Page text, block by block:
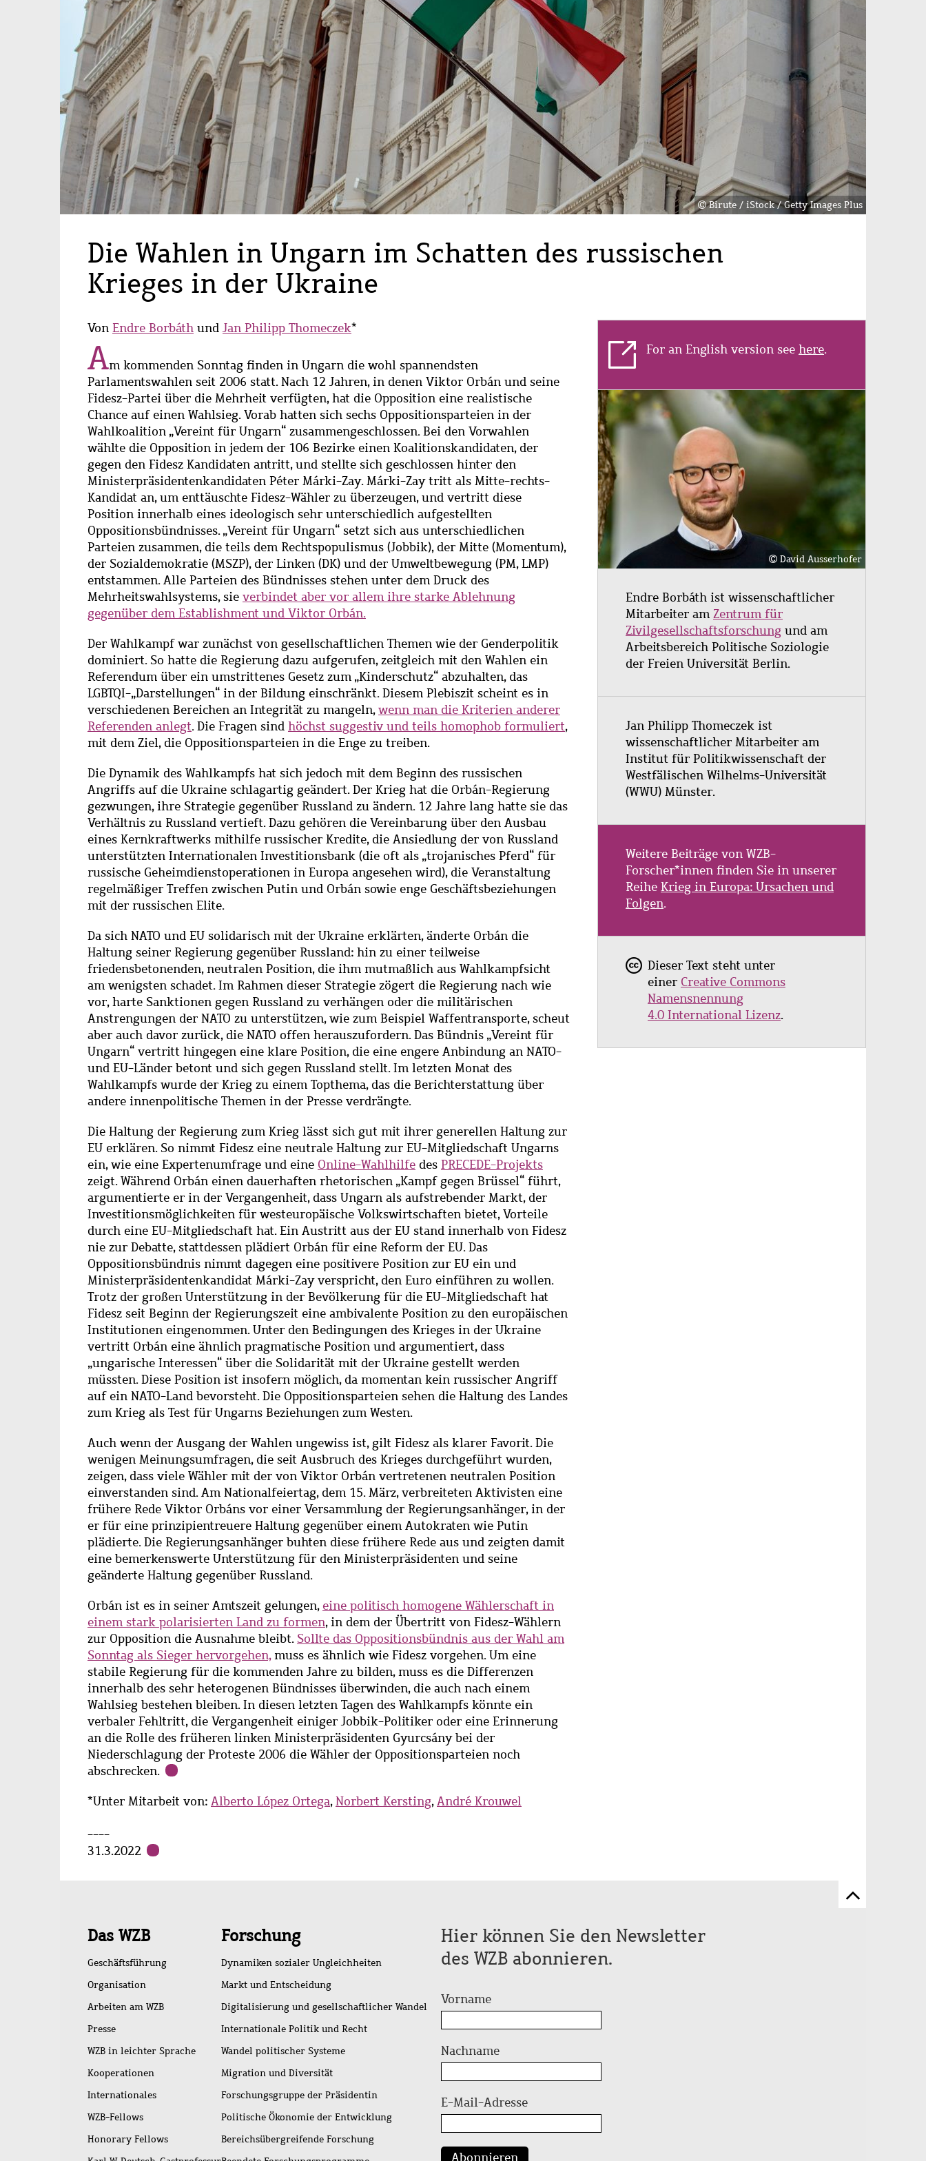
Birute / iStock / Getty Images Plus
Die Wahlen in Ungarn im Schatten des russischen
Krieges in der Ukraine
Von Endre Borbáth undJan Philipp Thomeczek*
Am kommenden Sonntag finden in Ungarn die wohl spannendsten
Parlamentswahlen seit 2006 statt. Nach 12 Jahren, in denen Viktor Orbán und seine
Fidesz-Partei über die Mehrheit verfügten, hat die Opposition eine realistische
Chance auf einen Wahlsieg. Vorab hatten sich sechs Oppositionsparteien in der
Wahlkoalition „Vereint für Ungarn“ zusammengeschlossen. Bei den Vorwahlen
wählte die Opposition in jedem der 106 Bezirke einen Koalitionskandidaten, der
gegen den Fidesz Kandidaten antritt, und stellte sich geschlossen hinter den
Ministerpräsidentenkandidaten Péter Márki-Zay. Márki-Zay tritt als Mitte-rechts-
Kandidat an, um enttäuschte Fidesz-Wähler zu überzeugen, und vertritt diese
Position innerhalb eines ideologisch sehr unterschiedlich aufgestellten
Oppositionsbündnisses. „Vereint für Ungarn“ setzt sich aus unterschiedlichen
Parteien zusammen, die teils dem Rechtspopulismus (Jobbik), der Mitte (Momentum),
der Sozialdemokratie (MSZP), der Linken (DK) und der Umweltbewegung (PM, LMP)
entstammen. Alle Parteien des Bündnisses stehen unter dem Druck des
Mehrheitswahlsystems, sie verbindet aber vor allem ihre starke Ablehnung
gegenüber dem Establishment und Viktor Orbán.
Der Wahlkampf war zunächst von gesellschaftlichen Themen wie der Genderpolitik
dominiert. So hatte die Regierung dazu aufgerufen, zeitgleich mit den Wahlen ein
Referendum über ein umstrittenes Gesetz zum „Kinderschutz“ abzuhalten, das
LGBTQI-„Darstellungen“ in der Bildung einschränkt. Diesem Plebiszit scheint es in
verschiedenen Bereichen an Integrität zu mangeln,wenn man die Kriterien anderer
Referenden anlegt. Die Fragen sind höchst suggestiv und teils homophob formuliert,
mit dem Ziel, die Oppositionsparteien in die Enge zu treiben.
Die Dynamik des Wahlkampfs hat sich jedoch mit dem Beginn des russischen
Angriffs auf die Ukraine schlagartig geändert. Der Krieg hat die Orbán-Regierung
gezwungen, ihre Strategie gegenüber Russland zu ändern. 12 Jahre lang hatte sie das
Verhältnis zu Russland vertieft. Dazu gehören die Vereinbarung über den Ausbau
eines Kernkraftwerks mithilfe russischer Kredite, die Ansiedlung der von Russland
unterstützten Internationalen Investitionsbank (die oft als „trojanisches Pferd“ für
russische Geheimdienstoperationen in Europa angesehen wird), die Veranstaltung
regelmäßiger Treffen zwischen Putin und Orbán sowie enge Geschäftsbeziehungen
mit der russischen Elite.
Da sich NATO und EU solidarisch mit der Ukraine erklärten, änderte Orbán die
Haltung seiner Regierung gegenüber Russland: hin zu einer teilweise
friedensbetonenden, neutralen Position, die ihm mutmaßlich aus Wahlkampfsicht
am wenigsten schadet. Im Rahmen dieser Strategie zögert die Regierung nach wie
vor, harte Sanktionen gegen Russland zu verhängen oder die militärischen
Anstrengungen der NATO zu unterstützen, wie zum Beispiel Waffentransporte, scheut
aber auch davor zurück, die NATO offen herauszufordern. Das Bündnis „Vereint für
Ungarn“ vertritt hingegen eine klare Position, die eine engere Anbindung an NATO-
und EU-Länder betont und sich gegen Russland stellt. Im letzten Monat des
Wahlkampfs wurde der Krieg zu einem Topthema, das die Berichterstattung über
andere innenpolitische Themen in der Presse verdrängte.
Die Haltung der Regierung zum Krieg lässt sich gut mit ihrer generellen Haltung zur
EU erklären. So nimmt Fidesz eine neutrale Haltung zur EU-Mitgliedschaft Ungarns
ein, wie eine Expertenumfrage und eine Online-Wahlhilfe des PRECEDE-Projekts
zeigt. Während Orbán einen dauerhaften rhetorischen „Kampf gegen Brüssel“ führt,
argumentierte er in der Vergangenheit, dass Ungarn als aufstrebender Markt, der
Investitionsmöglichkeiten für westeuropäische Volkswirtschaften bietet, Vorteile
durch eine EU-Mitgliedschaft hat. Ein Austritt aus der EU stand innerhalb von Fidesz
nie zur Debatte, stattdessen plädiert Orbán für eine Reform der EU. Das
Oppositionsbündnis nimmt dagegen eine positivere Position zur EU ein und
Ministerpräsidentenkandidat Márki-Zay verspricht, den Euro einführen zu wollen.
Trotz der großen Unterstützung in der Bevölkerung für die EU-Mitgliedschaft hat
Fidesz seit Beginn der Regierungszeit eine ambivalente Position zu den europäischen
Institutionen eingenommen. Unter den Bedingungen des Krieges in der Ukraine
vertritt Orbán eine ähnlich pragmatische Position und argumentiert, dass
„ungarische Interessen“ über die Solidarität mit der Ukraine gestellt werden
müssten. Diese Position ist insofern möglich, da momentan kein russischer Angriff
auf ein NATO-Land bevorsteht. Die Oppositionsparteien sehen die Haltung des Landes
zum Krieg als Test für Ungarns Beziehungen zum Westen.
Auch wenn der Ausgang der Wahlen ungewiss ist, gilt Fidesz als klarer Favorit. Die
wenigen Meinungsumfragen, die seit Ausbruch des Krieges durchgeführt wurden,
zeigen, dass viele Wähler mit der von Viktor Orbán vertretenen neutralen Position
einverstanden sind. Am Nationalfeiertag, dem 15. März, verbreiteten Aktivisten eine
frühere Rede Viktor Orbáns vor einer Versammlung der Regierungsanhänger, in der
er für eine prinzipientreuere Haltung gegenüber einem Autokraten wie Putin
plädierte. Die Regierungsanhänger buhten diese frühere Rede aus und zeigten damit
eine bemerkenswerte Unterstützung für den Ministerpräsidenten und seine
geänderte Haltung gegenüber Russland.
Orbán ist es in seiner Amtszeit gelungen, eine politisch homogene Wählerschaft in
einem stark polarisierten Land zu formen, in dem der Übertritt von Fidesz-Wählern
zur Opposition die Ausnahme bleibt. Sollte das Oppositionsbündnis aus der Wahl am
Sonntag als Sieger hervorgehen,muss es ähnlich wie Fidesz vorgehen. Um eine
stabile Regierung für die kommenden Jahre zu bilden, muss es die Differenzen
innerhalb des sehr heterogenen Bündnisses überwinden, die auch nach einem
Wahlsieg bestehen bleiben. In diesen letzten Tagen des Wahlkampfs könnte ein
verbaler Fehltritt, die Vergangenheit einiger Jobbik-Politiker oder eine Erinnerung
an die Rolle des früheren linken Ministerpräsidenten Gyurcsány bei der
Niederschlagung der Proteste 2006 die Wähler der Oppositionsparteien noch
abschrecken.
*Unter Mitarbeit von: Alberto López Ortega,Norbert Kersting,André Krouwel
----
31.3.2022
For an English version see here.
Bild
David Ausserhofer
Endre Borbáth ist wissenschaftlicher
Mitarbeiter am Zentrum für
Zivilgesellschaftsforschung und am
Arbeitsbereich Politische Soziologie
der Freien Universität Berlin.
Jan Philipp Thomeczek ist
wissenschaftlicher Mitarbeiter am
Institut für Politikwissenschaft der
Westfälischen Wilhelms-Universität
(WWU) Münster.
Weitere Beiträge von WZB-
Forscher*innen finden Sie in unserer
Reihe Krieg in Europa: Ursachen und
Folgen.
Dieser Text steht unter
einer Creative Commons
Namensnennung
4.0 International Lizenz.
Zum
Schnellzugriff
Das WZB
Geschäftsführung
Organisation
Arbeiten am WZB
Presse
WZB in leichter Sprache
Kooperationen
Internationales
WZB-Fellows
Honorary Fellows
Forschung
Dynamiken sozialer Ungleichheiten
Markt und Entscheidung
Digitalisierung und gesellschaftlicher Wandel
Internationale Politik und Recht
Wandel politischer Systeme
Migration und Diversität
Forschungsgruppe der Präsidentin
Politische Ökonomie der Entwicklung
Bereichsübergreifende Forschung
Hier können Sie den Newsletter
des WZB abonnieren.
Vorname
Nachname
E-Mail-Adresse